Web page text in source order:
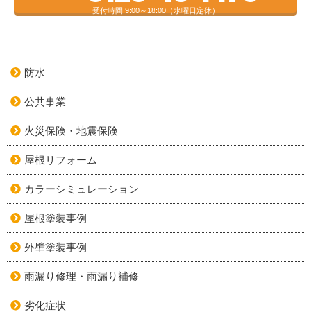
受付時間 9:00～18:00（水曜日定休）
防水
公共事業
火災保険・地震保険
屋根リフォーム
カラーシミュレーション
屋根塗装事例
外壁塗装事例
雨漏り修理・雨漏り補修
劣化症状